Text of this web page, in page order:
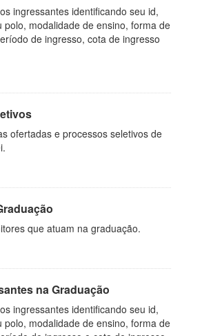
ingressantes identificando seu id,
polo, modalidade de ensino, forma de
de ingresso, cota de ingresso
ofertadas e processos seletivos de
que atuam na graduação.
na Graduação
ingressantes identificando seu id,
polo, modalidade de ensino, forma de